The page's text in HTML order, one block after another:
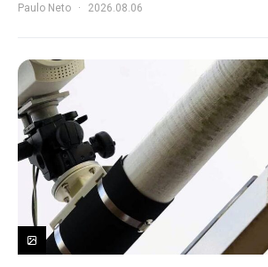
Paulo Neto 2026.08.06